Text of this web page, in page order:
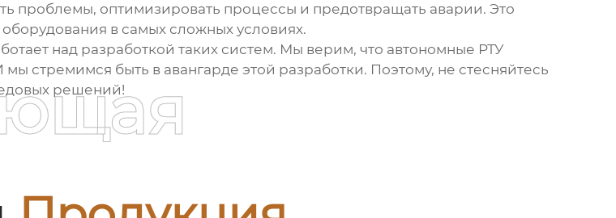
проблемы, оптимизировать процессы и предотвращать аварии. Это
в самых сложных условиях.
над разработкой таких систем. Мы верим, что автономные РТУ
стремимся быть в авангарде этой разработки. Поэтому, не стесняйтесь
решений!